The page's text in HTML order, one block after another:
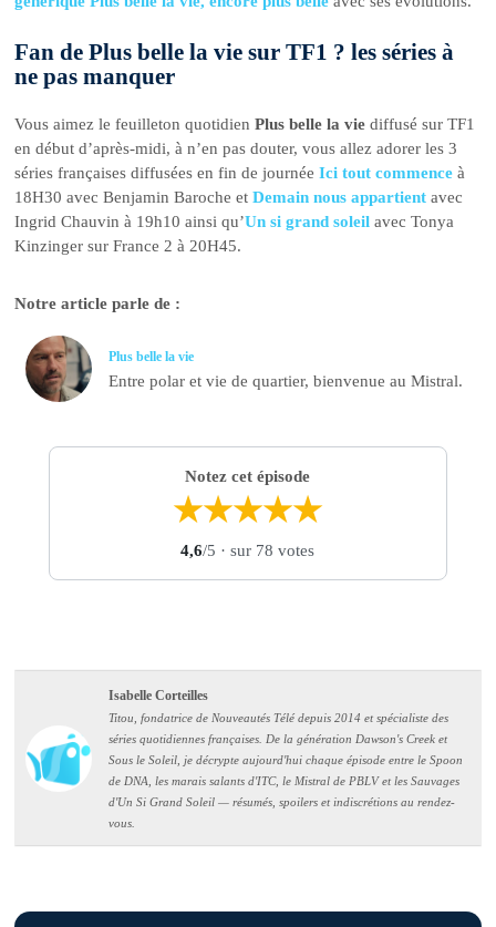
Fan de Plus belle la vie sur TF1 ? les séries à
ne pas manquer
Vous aimez le feuilleton quotidienPlus belle la vie diffusé sur TF1
en début d’après-midi, à n’en pas douter, vous allez adorer les 3
séries françaises diffusées en fin de journéeIci tout commence à
18H30 avec Benjamin Baroche etDemain nous appartient avec
Ingrid Chauvin à 19h10 ainsi qu’Un si grand soleil avec Tonya
Kinzinger sur France 2 à 20H45.
Notre article parle de :
Plus belle la vie
Entre polar et vie de quartier, bienvenue au Mistral.
Notez cet épisode
★★★★★
4,6/5 · sur 78 votes
Isabelle Corteilles
Titou, fondatrice de Nouveautés Télé depuis 2014 et spécialiste des
séries quotidiennes françaises. De la génération Dawson's Creek et
Sous le Soleil, je décrypte aujourd'hui chaque épisode entre le Spoon
de DNA, les marais salants d'ITC, le Mistral de PBLV et les Sauvages
d'Un Si Grand Soleil — résumés, spoilers et indiscrétions au rendez-
vous.